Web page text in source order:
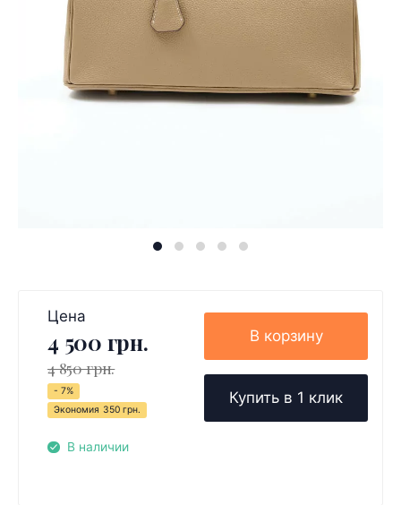
Цена
4 500 грн.
4 850 грн.
- 7%
Экономия 350 грн.
В наличии
В корзину
Купить в 1 клик